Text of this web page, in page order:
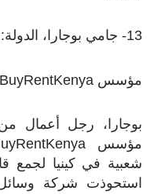
13- جامي بوجارا، الدولة: كينيا
مؤسس BuyRentKenya
مؤسس
استحوذت شركة وسائل